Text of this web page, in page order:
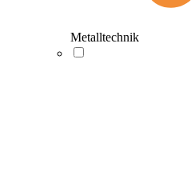
Metalltechnik